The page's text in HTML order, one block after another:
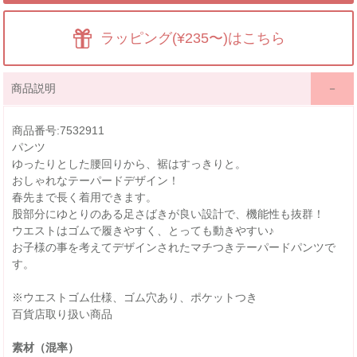
ラッピング(¥235〜)はこちら
商品説明
商品番号:7532911
パンツ
ゆったりとした腰回りから、裾はすっきりと。
おしゃれなテーパードデザイン！
春先まで長く着用できます。
股部分にゆとりのある足さばきが良い設計で、機能性も抜群！
ウエストはゴムで履きやすく、とっても動きやすい♪
お子様の事を考えてデザインされたマチつきテーパードパンツで
す。
※ウエストゴム仕様、ゴム穴あり、ポケットつき
百貨店取り扱い商品
素材（混率）